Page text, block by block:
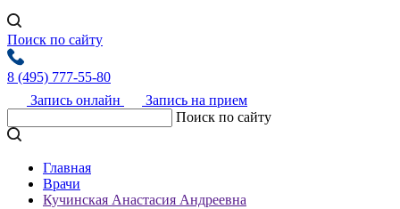
Поиск по сайту
8 (495) 777-55-80
Запись онлайн
Запись на прием
Поиск по сайту
Главная
Врачи
Кучинская Анастасия Андреевна